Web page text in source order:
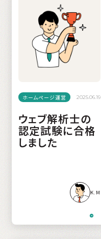
ホームページ運営 2025.06.19
ウェブ解析士の
認定試験に合格
しました
K.M